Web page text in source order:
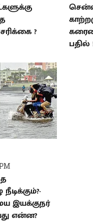
?
பதில்
இயக்குநர்
என்ன?